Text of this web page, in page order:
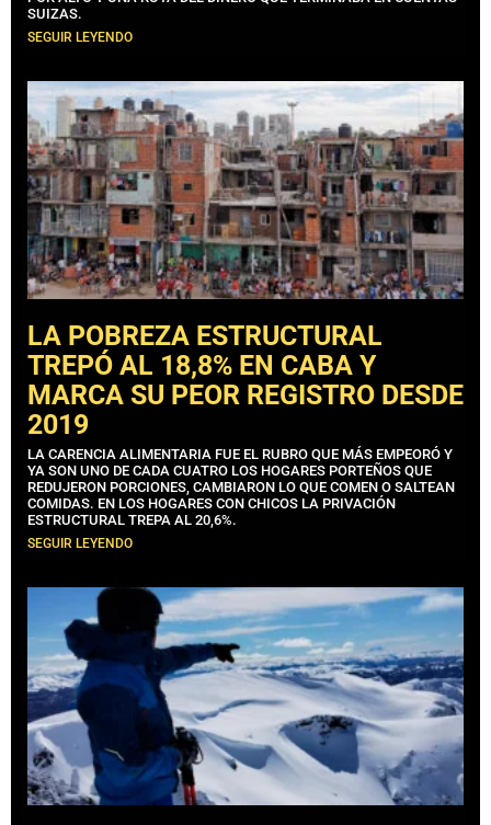
SUIZAS.
SEGUIR LEYENDO
LA POBREZA ESTRUCTURAL
TREPÓ AL 18,8% EN CABA Y
MARCA SU PEOR REGISTRO DESDE
2019
LA CARENCIA ALIMENTARIA FUE EL RUBRO QUE MÁS EMPEORÓ Y
YA SON UNO DE CADA CUATRO LOS HOGARES PORTEÑOS QUE
REDUJERON PORCIONES, CAMBIARON LO QUE COMEN O SALTEAN
COMIDAS. EN LOS HOGARES CON CHICOS LA PRIVACIÓN
ESTRUCTURAL TREPA AL 20,6%.
SEGUIR LEYENDO